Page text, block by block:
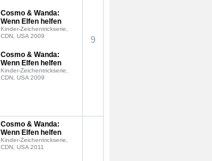
Cosmo & Wanda:
Wenn Elfen helfen
Kinder-Zeichentrickserie,
CDN, USA 2009
Cosmo & Wanda:
Wenn Elfen helfen
Kinder-Zeichentrickserie,
CDN, USA 2009
9
Cosmo & Wanda:
Wenn Elfen helfen
Kinder-Zeichentrickserie,
CDN, USA 2011